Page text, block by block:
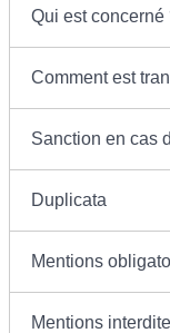
Qui est concerné
Comment est
Sanction en cas
Duplicata
Mentions
Mentions